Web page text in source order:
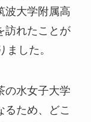
波大学附属高
訪れたことが
ました。
の水女子大学
るため、どこ